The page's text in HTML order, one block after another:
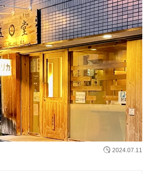
公式アプリ
利用規約
プライバシーポリシー
お問い合わせ
2024.07.11